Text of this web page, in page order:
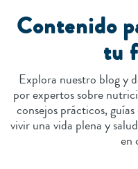
Contenido
tu
Explora nuestro blog y
por expertos sobre
consejos prácticos,
vivir una vida plena y
en